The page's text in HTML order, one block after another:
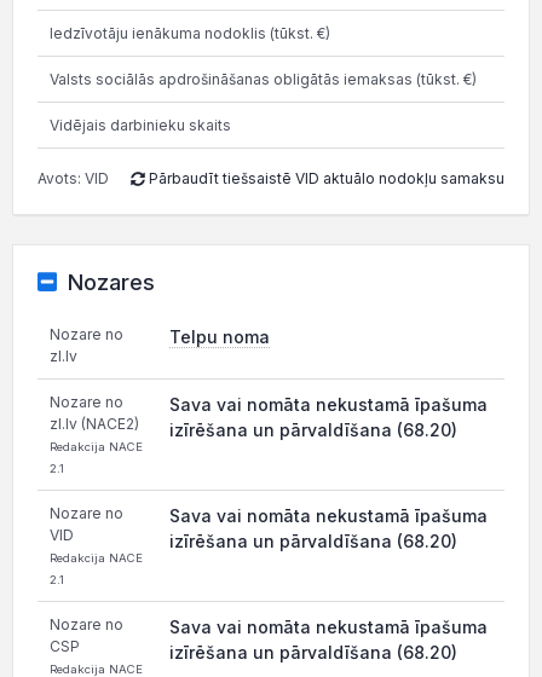
Iedzīvotāju ienākuma nodoklis (tūkst. €)
Valsts sociālās apdrošināšanas obligātās iemaksas (tūkst. €)
Vidējais darbinieku skaits
Avots: VID Pārbaudīt tiešsaistē VID aktuālo nodokļu samaksu
Nozares
Nozare no
zl.lv
Telpu noma
Nozare no
zl.lv (NACE2)
Redakcija NACE
2.1
Sava vai nomāta nekustamā īpašuma
izīrēšana un pārvaldīšana (68.20)
Nozare no
VID
Redakcija NACE
2.1
Sava vai nomāta nekustamā īpašuma
izīrēšana un pārvaldīšana (68.20)
Nozare no
CSP
Redakcija NACE
Sava vai nomāta nekustamā īpašuma
izīrēšana un pārvaldīšana (68.20)